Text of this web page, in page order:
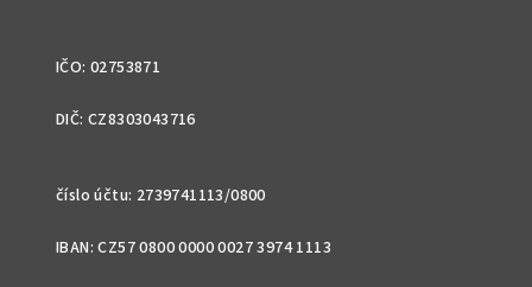
IČO: 02753871
DIČ: CZ8303043716
číslo účtu: 2739741113/0800
IBAN: CZ57 0800 0000 0027 3974 1113